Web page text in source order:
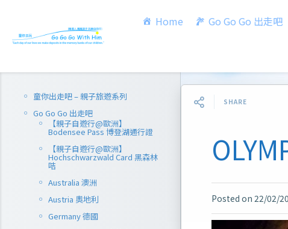
Home Go Go Go 出走吧
童你出走吧 – 親子旅遊系列
Go Go Go 出走吧
【親子自遊行@歐洲】
Bodensee Pass 博登湖通行證
【親子自遊行@歐洲】
Hochschwarzwald Card 黑森林
咭
Australia 澳洲
Austria 奧地利
Germany 德國
SHARE
Posted on 22/02/